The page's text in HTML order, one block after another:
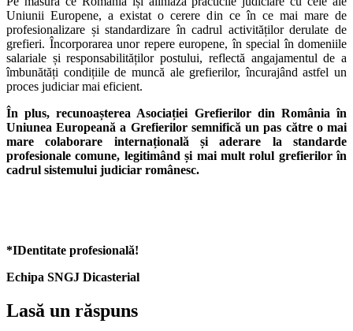
Uniunii Europene, a existat o cerere din ce în ce mai mare de
profesionalizare și standardizare în cadrul activităților derulate de
grefieri. Încorporarea unor repere europene, în special în domeniile
salariale și responsabilităților postului, reflectă angajamentul de a
îmbunătăți condițiile de muncă ale grefierilor, încurajând astfel un
proces judiciar mai eficient.
În plus, recunoașterea Asociației Grefierilor din România în
Uniunea Europeană a Grefierilor semnifică un pas către o mai
mare colaborare internațională și aderare la standarde
profesionale comune, legitimând și mai mult rolul grefierilor în
cadrul sistemului judiciar românesc.
*IDentitate profesională!
Echipa SNGJ Dicasterial
Lasă un răspuns